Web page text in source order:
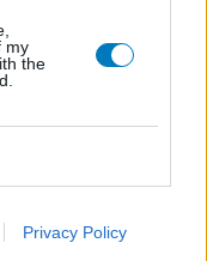
my
the
Privacy Policy